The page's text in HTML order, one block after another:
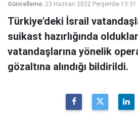
Güncelleme: 23 Haziran 2022 Perşembe 13:31
Türkiye'deki İsrail
suikast hazırlığında
vatandaşlarına yönelik
gözaltına alındığı bildirildi.